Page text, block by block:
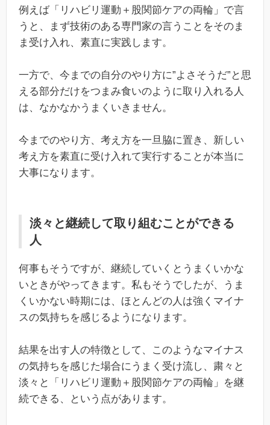
例えば「リハビリ運動＋股関節ケアの両輪」で言
うと、まず技術のある専門家の言うことをそのま
ま受け入れ、素直に実践します。
一方で、今までの自分のやり方に”よさそうだ”と思
える部分だけをつまみ食いのように取り入れる人
は、なかなかうまくいきません。
今までのやり方、考え方を一旦脇に置き、新しい
考え方を素直に受け入れて実行することが本当に
大事になります。
淡々と継続して取り組むことができる
人
何事もそうですが、継続していくとうまくいかな
いときがやってきます。私もそうでしたが、うま
くいかない時期には、ほとんどの人は強くマイナ
スの気持ちを感じるようになります。
結果を出す人の特徴として、このようなマイナス
の気持ちを感じた場合にうまく受け流し、粛々と
淡々と「リハビリ運動＋股関節ケアの両輪」を継
続できる、という点があります。